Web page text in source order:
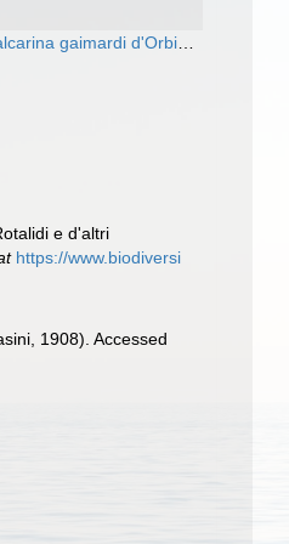
gaimardi d'Orbigny in Fornasini, 1908
e d'altri
https://www.biodiversi
1908). Accessed